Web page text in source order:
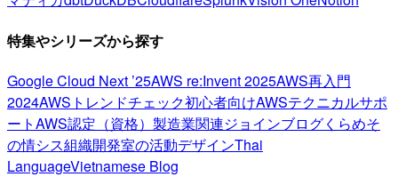
特集やシリーズから探す
Google Cloud Next ’25AWS re:Invent 2025AWS再入門
2024AWSトレンドチェック初心者向けAWSテクニカルサポ
ートAWS認定（資格） 製造業関連ジョインブログくらめそ
の情シス組織開発室の活動デザインThai
LanguageVietnamese Blog